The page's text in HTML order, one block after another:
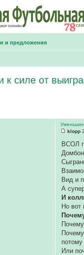
и предложения
силе от
klopp
ВСОЛ
Вид и
А
И
Но вот
Или